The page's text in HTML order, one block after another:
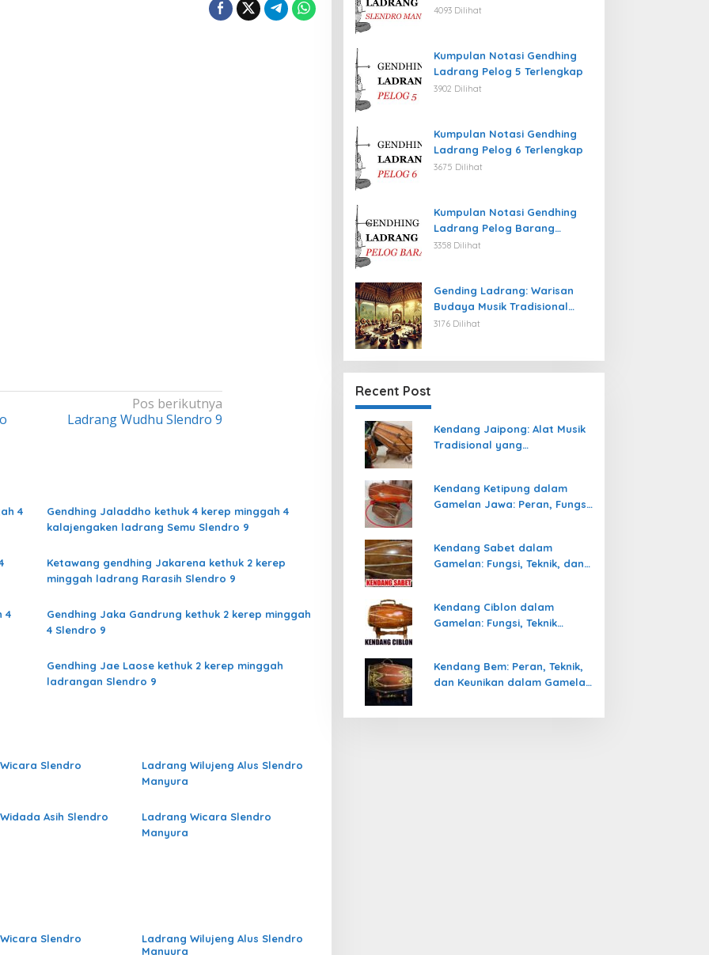
Pos berikutnya
Ladrang Wudhu Slendro 9
4
Gendhing Jaladdho kethuk 4 kerep minggah 4
kalajengaken ladrang Semu Slendro 9
Ketawang gendhing Jakarena kethuk 2 kerep
minggah ladrang Rarasih Slendro 9
4
Gendhing Jaka Gandrung kethuk 2 kerep minggah
4 Slendro 9
Gendhing Jae Laose kethuk 2 kerep minggah
ladrangan Slendro 9
Slendro
Ladrang Wilujeng Alus Slendro
Manyura
Asih Slendro
Ladrang Wicara Slendro
Manyura
Slendro
Ladrang Wilujeng Alus Slendro
Manyura
Terlengkap
4093 Dilihat
Kumpulan Notasi Gendhing
Ladrang Pelog 5 Terlengkap
3902 Dilihat
Kumpulan Notasi Gendhing
Ladrang Pelog 6 Terlengkap
3675 Dilihat
Kumpulan Notasi Gendhing
Ladrang Pelog Barang
Terlengkap
3358 Dilihat
Gending Ladrang: Warisan
Budaya Musik Tradisional
Jawa yang Abadi
3176 Dilihat
Recent Post
Kendang Jaipong: Alat Musik
Tradisional yang
Kendang Ketipung dalam
Gamelan Jawa: Peran, Fungsi,
Kendang Sabet dalam
Gamelan: Fungsi, Teknik, dan
Kendang Ciblon dalam
Gamelan: Fungsi, Teknik
Kendang Bem: Peran, Teknik,
dan Keunikan dalam Gamelan